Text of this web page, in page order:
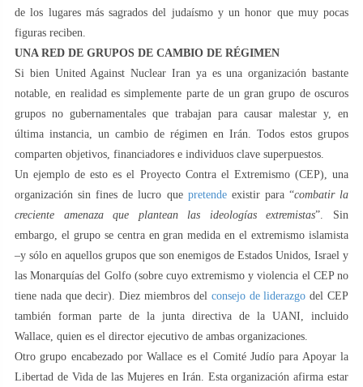
de los lugares más sagrados del judaísmo y un honor que muy pocas
figuras reciben.
UNA RED DE GRUPOS DE CAMBIO DE RÉGIMEN
Si bien United Against Nuclear Iran ya es una organización bastante
notable, en realidad es simplemente parte de un gran grupo de oscuros
grupos no gubernamentales que trabajan para causar malestar y, en
última instancia, un cambio de régimen en Irán. Todos estos grupos
comparten objetivos, financiadores e individuos clave superpuestos.
Un ejemplo de esto es el Proyecto Contra el Extremismo (CEP), una
organización sin fines de lucro que pretendeexistir para “combatir la
creciente amenaza que plantean las ideologías extremistas”. Sin
embargo, el grupo se centra en gran medida en el extremismo islamista
–y sólo en aquellos grupos que son enemigos de Estados Unidos, Israel y
las Monarquías del Golfo (sobre cuyo extremismo y violencia el CEP no
tiene nada que decir). Diez miembros del consejo de liderazgo del CEP
también forman parte de la junta directiva de la UANI, incluido
Wallace, quien es el director ejecutivo de ambas organizaciones.
Otro grupo encabezado por Wallace es el Comité Judío para Apoyar la
Libertad de Vida de las Mujeres en Irán. Esta organización afirma estar